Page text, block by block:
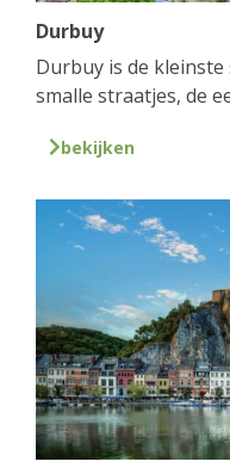
Durbuy
Durbuy is de kleinste
smalle straatjes, de
bekijken